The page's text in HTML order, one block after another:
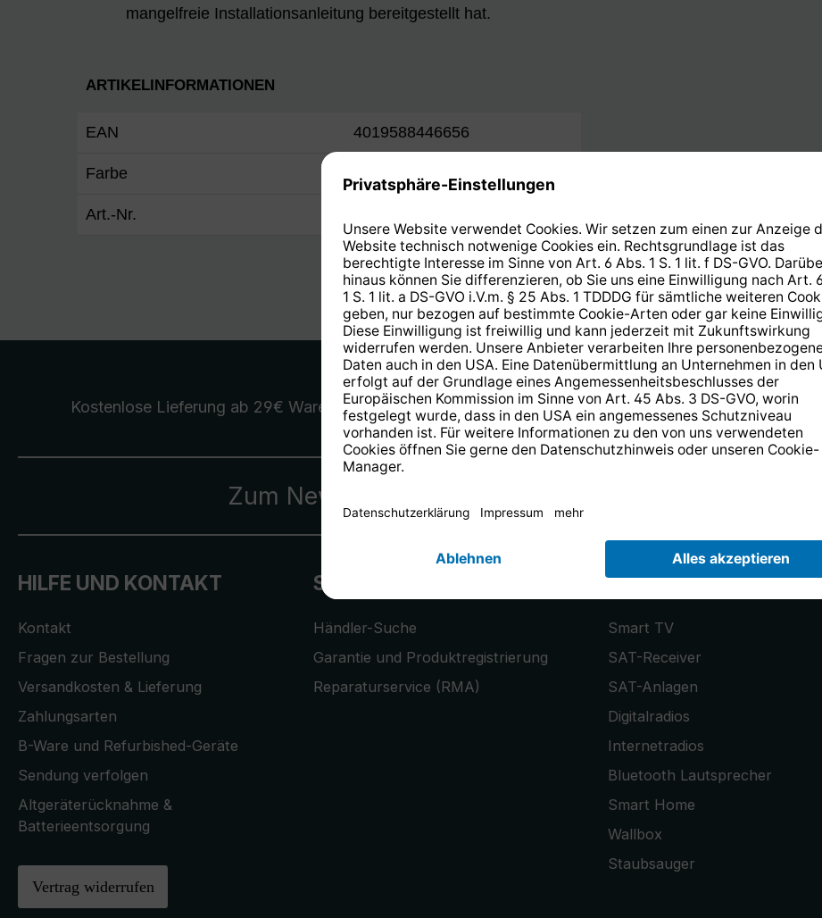
mangelfreie Installationsanleitung bereitgestellt hat.
ARTIKELINFORMATIONEN
EAN 4019588446656
Farbe silber
Art.-Nr.
Kostenlose Lieferung ab 29€ Warenwert 14 Tage kostenloseRücksendung.
Zum Newsletter anmelden und
HILFE UND KONTAKT
Kontakt
Fragen zur Bestellung
Versandkosten & Lieferung
Zahlungsarten
B-Ware und Refurbished-Geräte
Sendung verfolgen
Altgeräterücknahme &
Batterieentsorgung
Vertrag widerrufen
SERVICE
Händler-Suche
Garantie und Produktregistrierung
Reparaturservice (RMA)
PRODUKTE
Smart TV
SAT-Receiver
SAT-Anlagen
Digitalradios
Internetradios
Bluetooth Lautsprecher
Smart Home
Wallbox
Staubsauger